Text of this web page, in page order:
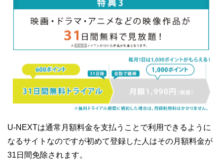
U-NEXTは通常月額料金を支払うことで利用できるように
なるサイトなのですが初めて登録した人はその月額料金が
31日間免除されます。